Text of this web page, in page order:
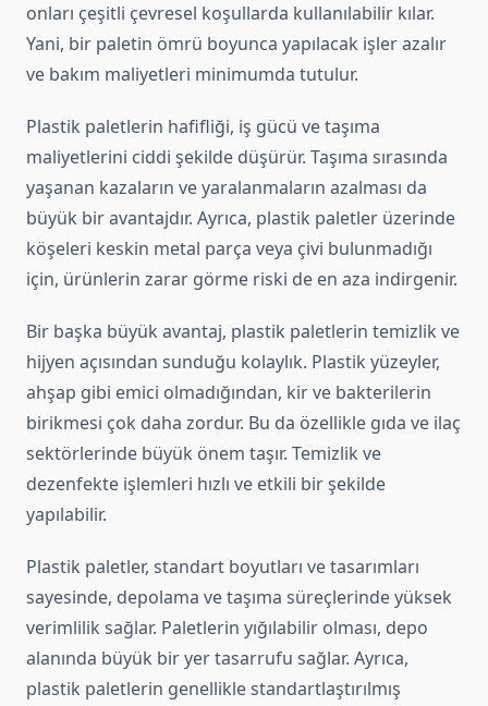
onları çeşitli çevresel koşullarda kullanılabilir kılar.
Yani, bir paletin ömrü boyunca yapılacak işler azalır
ve bakım maliyetleri minimumda tutulur.
Plastik paletlerin hafifliği, iş gücü ve taşıma
maliyetlerini ciddi şekilde düşürür. Taşıma sırasında
yaşanan kazaların ve yaralanmaların azalması da
büyük bir avantajdır. Ayrıca, plastik paletler üzerinde
köşeleri keskin metal parça veya çivi bulunmadığı
için, ürünlerin zarar görme riski de en aza indirgenir.
Bir başka büyük avantaj, plastik paletlerin temizlik ve
hijyen açısından sunduğu kolaylık. Plastik yüzeyler,
ahşap gibi emici olmadığından, kir ve bakterilerin
birikmesi çok daha zordur. Bu da özellikle gıda ve ilaç
sektörlerinde büyük önem taşır. Temizlik ve
dezenfekte işlemleri hızlı ve etkili bir şekilde
yapılabilir.
Plastik paletler, standart boyutları ve tasarımları
sayesinde, depolama ve taşıma süreçlerinde yüksek
verimlilik sağlar. Paletlerin yığılabilir olması, depo
alanında büyük bir yer tasarrufu sağlar. Ayrıca,
plastik paletlerin genellikle standartlaştırılmış